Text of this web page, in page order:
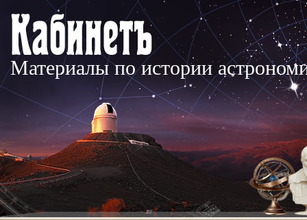
Материалы по истории